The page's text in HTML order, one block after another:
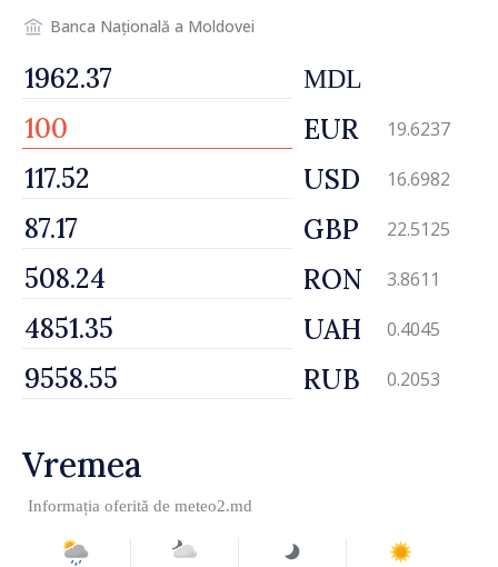
Banca Națională a Moldovei
MDL
EUR 19.6237
USD 16.6982
GBP 22.5125
RON 3.8611
UAH 0.4045
RUB 0.2053
Vremea
Informația oferită de meteo2.md